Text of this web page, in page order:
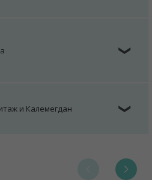
❯
и Калемегдан ❯